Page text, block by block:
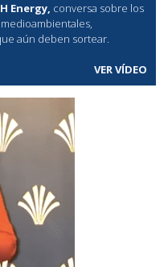
Energy, conversa sobre los
aún deben sortear.
VER VÍDEO